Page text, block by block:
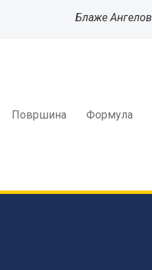
Блаже Ангелов
Површина Формула